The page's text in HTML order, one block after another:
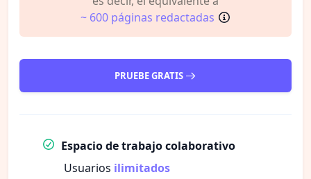
~ 600 páginas redactadas
PRUEBE GRATIS
Espacio de trabajo colaborativo
Usuarios ilimitados